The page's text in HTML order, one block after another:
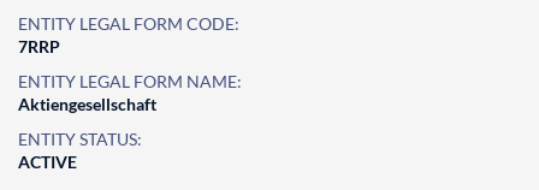
ENTITY LEGAL FORM CODE:
7RRP
ENTITY LEGAL FORM NAME:
Aktiengesellschaft
ENTITY STATUS:
ACTIVE